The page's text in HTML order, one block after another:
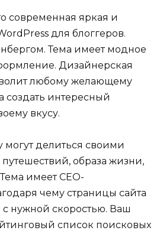
современная яркая и
для блоггеров.
Тема имеет модное
Дизайнерская
любому желающему
создать интересный
вкусу.
могут делиться своими
образа жизни,
имеет СЕО-
чему страницы сайта
с нужной скоростью. Ваш
список поисковых